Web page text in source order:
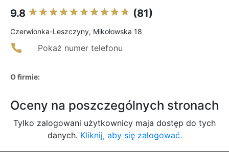
9.8 (81)
Czerwionka-Leszczyny, Mikołowska 18
Pokaż numer telefonu
O firmie:
Oceny na poszczególnych stronach
Tylko zalogowani użytkownicy maja dostęp do tych
danych. Kliknij, aby się zalogować.